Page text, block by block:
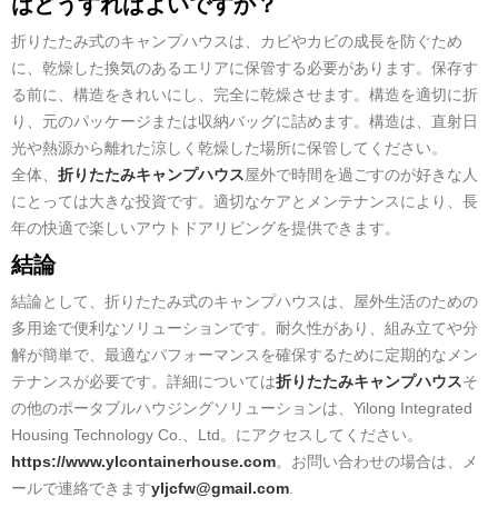
折りたたみ式のキャンプハウスは、カビやカビの成長を防ぐため
に、乾燥した換気のあるエリアに保管する必要があります。保存す
る前に、構造をきれいにし、完全に乾燥させます。構造を適切に折
り、元のパッケージまたは収納バッグに詰めます。構造は、直射日
光や熱源から離れた涼しく乾燥した場所に保管してください。
全体、 折りたたみキャンプハウス屋外で時間を過ごすのが好きな人
にとっては大きな投資です。適切なケアとメンテナンスにより、長
年の快適で楽しいアウトドアリビングを提供できます。
結論
結論として、折りたたみ式のキャンプハウスは、屋外生活のための
多用途で便利なソリューションです。耐久性があり、組み立てや分
解が簡単で、最適なパフォーマンスを確保するために定期的なメン
テナンスが必要です。詳細については折りたたみキャンプハウスそ
の他のポータブルハウジングソリューションは、Yilong Integrated
Housing Technology Co.、Ltd。にアクセスしてください。
https://www.ylcontainerhouse.com。お問い合わせの場合は、メ
ールで連絡できますyljcfw@gmail.com.